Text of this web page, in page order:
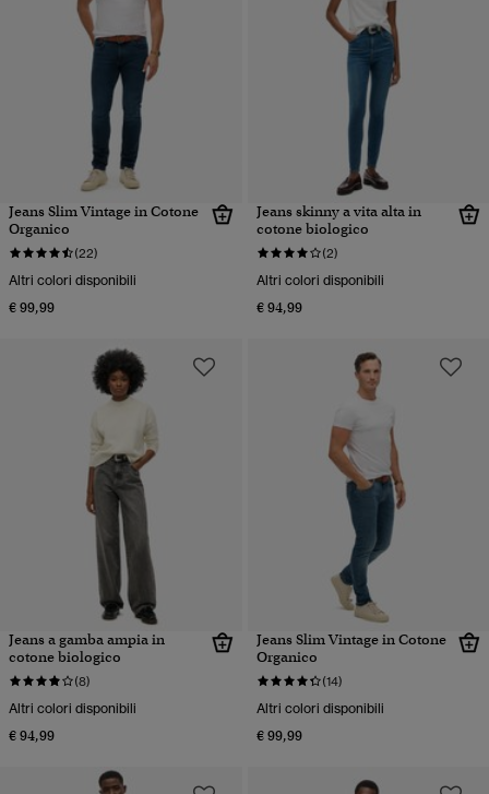
Jeans Slim Vintage in Cotone
Organico
(22)
Altri colori disponibili
€ 99,99
Jeans skinny a vita alta in
cotone biologico
(2)
Altri colori disponibili
€ 94,99
Jeans a gamba ampia in
cotone biologico
(8)
Altri colori disponibili
€ 94,99
Jeans Slim Vintage in Cotone
Organico
(14)
Altri colori disponibili
€ 99,99